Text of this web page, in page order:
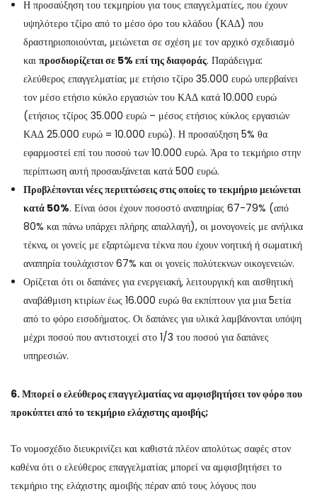
Η προσαύξηση του τεκμηρίου για τους επαγγελματίες, που έχουν
υψηλότερο τζίρο από το μέσο όρο του κλάδου (ΚΑΔ) που
δραστηριοποιούνται, μειώνεται σε σχέση με τον αρχικό σχεδιασμό
και προσδιορίζεται σε 5% επί της διαφοράς. Παράδειγμα:
ελεύθερος επαγγελματίας με ετήσιο τζίρο 35.000 ευρώ υπερβαίνει
τον μέσο ετήσιο κύκλο εργασιών του ΚΑΔ κατά 10.000 ευρώ
(ετήσιος τζίρος 35.000 ευρώ – μέσος ετήσιος κύκλος εργασιών
ΚΑΔ 25.000 ευρώ = 10.000 ευρώ). Η προσαύξηση 5% θα
εφαρμοστεί επί του ποσού των 10.000 ευρώ. Άρα το τεκμήριο στην
περίπτωση αυτή προσαυξάνεται κατά 500 ευρώ.
Προβλέπονται νέες περιπτώσεις στις οποίες το τεκμήριο μειώνεται
κατά 50%. Είναι όσοι έχουν ποσοστό αναπηρίας 67-79% (από
80% και πάνω υπάρχει πλήρης απαλλαγή), οι μονογονείς με ανήλικα
τέκνα, οι γονείς με εξαρτώμενα τέκνα που έχουν νοητική ή σωματική
αναπηρία τουλάχιστον 67% και οι γονείς πολύτεκνων οικογενειών.
Ορίζεται ότι οι δαπάνες για ενεργειακή, λειτουργική και αισθητική
αναβάθμιση κτιρίων έως 16.000 ευρώ θα εκπίπτουν για μια 5ετία
από το φόρο εισοδήματος. Οι δαπάνες για υλικά λαμβάνονται υπόψη
μέχρι ποσού που αντιστοιχεί στο 1/3 του ποσού για δαπάνες
υπηρεσιών.
6. Μπορεί ο ελεύθερος επαγγελματίας να αμφισβητήσει τον φόρο που
προκύπτει από το τεκμήριο ελάχιστης αμοιβής;
Το νομοσχέδιο διευκρινίζει και καθιστά πλέον απολύτως σαφές στον
καθένα ότι ο ελεύθερος επαγγελματίας μπορεί να αμφισβητήσει το
τεκμήριο της ελάχιστης αμοιβής πέραν από τους λόγους που